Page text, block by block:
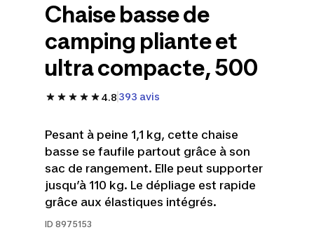
Chaise basse de
camping pliante et
ultra compacte, 500
4.8 393 avis
Pesant à peine 1,1 kg, cette chaise
basse se faufile partout grâce à son
sac de rangement. Elle peut supporter
jusqu’à 110 kg. Le dépliage est rapide
grâce aux élastiques intégrés.
ID 8975153